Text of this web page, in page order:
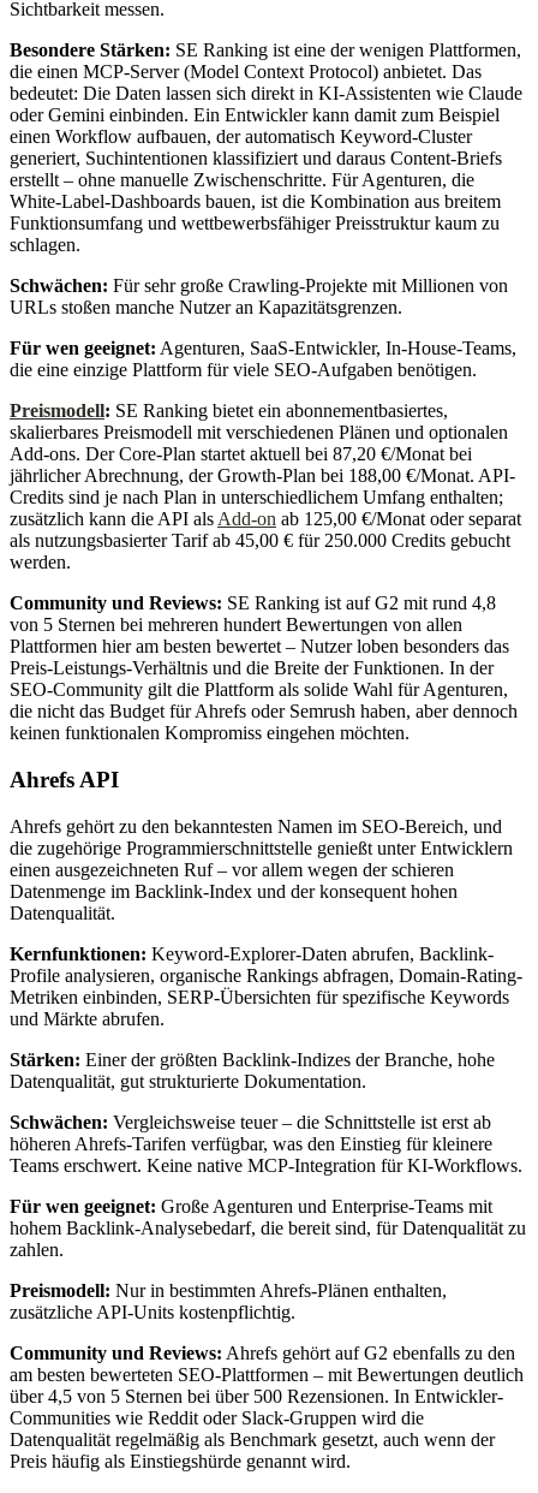
Sichtbarkeit messen.
Besondere Stärken: SE Ranking ist eine der wenigen Plattformen,
die einen MCP-Server (Model Context Protocol) anbietet. Das
bedeutet: Die Daten lassen sich direkt in KI-Assistenten wie Claude
oder Gemini einbinden. Ein Entwickler kann damit zum Beispiel
einen Workflow aufbauen, der automatisch Keyword-Cluster
generiert, Suchintentionen klassifiziert und daraus Content-Briefs
erstellt – ohne manuelle Zwischenschritte. Für Agenturen, die
White-Label-Dashboards bauen, ist die Kombination aus breitem
Funktionsumfang und wettbewerbsfähiger Preisstruktur kaum zu
schlagen.
Schwächen: Für sehr große Crawling-Projekte mit Millionen von
URLs stoßen manche Nutzer an Kapazitätsgrenzen.
Für wen geeignet: Agenturen, SaaS-Entwickler, In-House-Teams,
die eine einzige Plattform für viele SEO-Aufgaben benötigen.
Preismodell: SE Ranking bietet ein abonnementbasiertes,
skalierbares Preismodell mit verschiedenen Plänen und optionalen
Add-ons. Der Core-Plan startet aktuell bei 87,20 €/Monat bei
jährlicher Abrechnung, der Growth-Plan bei 188,00 €/Monat. API-
Credits sind je nach Plan in unterschiedlichem Umfang enthalten;
zusätzlich kann die API als Add-on ab 125,00 €/Monat oder separat
als nutzungsbasierter Tarif ab 45,00 € für 250.000 Credits gebucht
werden.
Community und Reviews: SE Ranking ist auf G2 mit rund 4,8
von 5 Sternen bei mehreren hundert Bewertungen von allen
Plattformen hier am besten bewertet – Nutzer loben besonders das
Preis-Leistungs-Verhältnis und die Breite der Funktionen. In der
SEO-Community gilt die Plattform als solide Wahl für Agenturen,
die nicht das Budget für Ahrefs oder Semrush haben, aber dennoch
keinen funktionalen Kompromiss eingehen möchten.
Ahrefs API
Ahrefs gehört zu den bekanntesten Namen im SEO-Bereich, und
die zugehörige Programmierschnittstelle genießt unter Entwicklern
einen ausgezeichneten Ruf – vor allem wegen der schieren
Datenmenge im Backlink-Index und der konsequent hohen
Datenqualität.
Kernfunktionen: Keyword-Explorer-Daten abrufen, Backlink-
Profile analysieren, organische Rankings abfragen, Domain-Rating-
Metriken einbinden, SERP-Übersichten für spezifische Keywords
und Märkte abrufen.
Stärken: Einer der größten Backlink-Indizes der Branche, hohe
Datenqualität, gut strukturierte Dokumentation.
Schwächen: Vergleichsweise teuer – die Schnittstelle ist erst ab
höheren Ahrefs-Tarifen verfügbar, was den Einstieg für kleinere
Teams erschwert. Keine native MCP-Integration für KI-Workflows.
Für wen geeignet: Große Agenturen und Enterprise-Teams mit
hohem Backlink-Analysebedarf, die bereit sind, für Datenqualität zu
zahlen.
Preismodell: Nur in bestimmten Ahrefs-Plänen enthalten,
zusätzliche API-Units kostenpflichtig.
Community und Reviews: Ahrefs gehört auf G2 ebenfalls zu den
am besten bewerteten SEO-Plattformen – mit Bewertungen deutlich
über 4,5 von 5 Sternen bei über 500 Rezensionen. In Entwickler-
Communities wie Reddit oder Slack-Gruppen wird die
Datenqualität regelmäßig als Benchmark gesetzt, auch wenn der
Preis häufig als Einstiegshürde genannt wird.